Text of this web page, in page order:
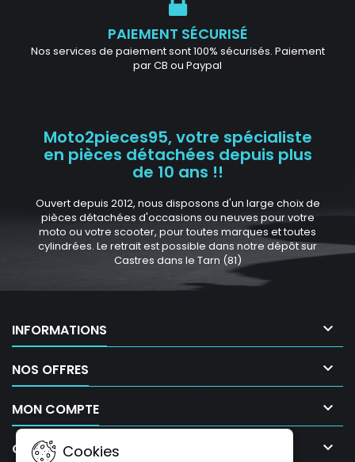
PAIEMENT SÉCURISÉ
Nos services de paiement sont 100% sécurisés. Paiement
par CB ou Paypal
Moto2pieces95, votre spécialiste
en pièces détachées depuis plus
de 10 ans !!
Ouvert depuis 2012, nous disposons d'un large choix de
pièces détachées d'occasions ou neuves pour votre
moto ou votre scooter, pour toutes marques et toutes
cylindrées. Le retrait est possible dans notre dépôt sur
Castres dans le Tarn (81)
INFORMATIONS 
NOS OFFRES 
MON COMPTE 
CONTACT 
Cookies